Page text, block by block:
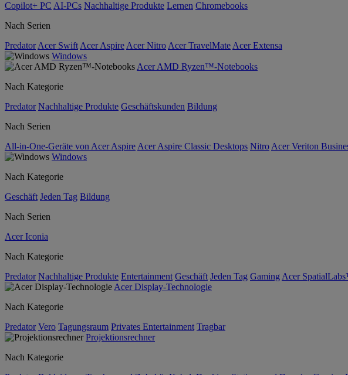
Copilot+ PC AI-PCs Nachhaltige Produkte Lernen Chromebooks
Nach Serien
Predator Acer Swift Acer Aspire Acer Nitro Acer TravelMate Acer Extensa
Windows
Acer AMD Ryzen™-Notebooks
Nach Kategorie
Predator Nachhaltige Produkte Geschäftskunden Bildung
Nach Serien
All-in-One-Geräte von Acer Aspire Acer Aspire Classic Desktops Nitro Acer Veriton
Windows
Nach Kategorie
Geschäft Jeden Tag Bildung
Nach Serien
Acer Iconia
Nach Kategorie
Predator Nachhaltige Produkte Entertainment Geschäft Jeden Tag Gaming Acer
Acer Display-Technologie
Nach Kategorie
Predator Vero Tagungsraum Privates Entertainment Tragbar
Projektionsrechner
Nach Kategorie